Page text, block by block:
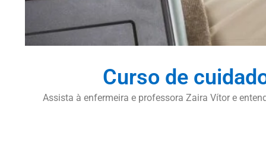
Curso de
Assista à enfermeira e professora Zaira Vítor e